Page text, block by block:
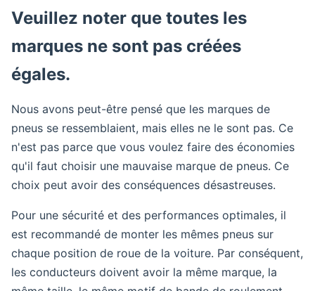
Veuillez noter que toutes les
marques ne sont pas créées
égales.
Nous avons peut-être pensé que les marques de
pneus se ressemblaient, mais elles ne le sont pas. Ce
n'est pas parce que vous voulez faire des économies
qu'il faut choisir une mauvaise marque de pneus. Ce
choix peut avoir des conséquences désastreuses.
Pour une sécurité et des performances optimales, il
est recommandé de monter les mêmes pneus sur
chaque position de roue de la voiture. Par conséquent,
les conducteurs doivent avoir la même marque, la